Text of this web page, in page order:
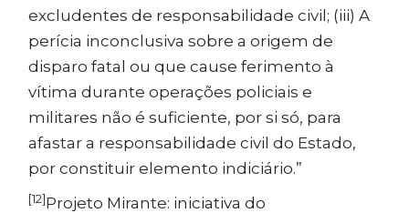
excludentes de responsabilidade civil; (iii) A
perícia inconclusiva sobre a origem de
disparo fatal ou que cause ferimento à
vítima durante operações policiais e
militares não é suficiente, por si só, para
afastar a responsabilidade civil do Estado,
por constituir elemento indiciário.”
[12]Projeto Mirante: iniciativa do